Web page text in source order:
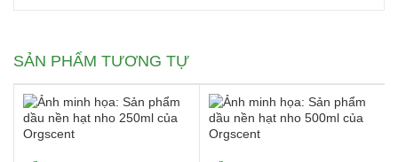
SẢN PHẨM TƯƠNG TỰ